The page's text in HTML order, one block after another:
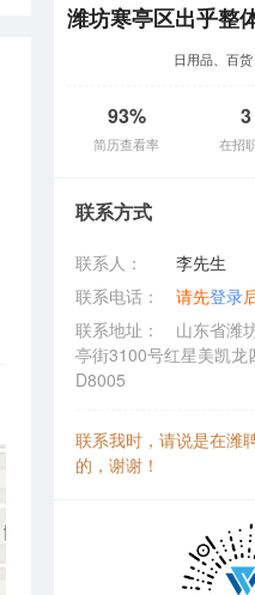
日用品、百
93%
简历查看率
3
在招
联系方式
联系人：
李先生
联系电话：
请先登录
联系地址：
山东省潍
亭街3100号红星美凯龙
D8005
联系我时，请说是在潍
的，谢谢！